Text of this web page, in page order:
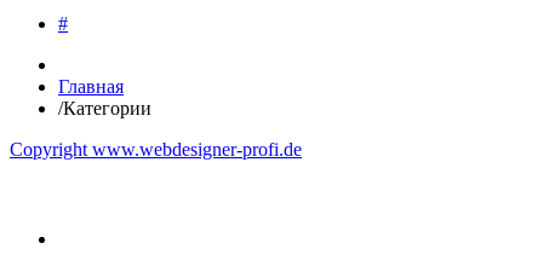
#
Главная
/Категории
Copyright www.webdesigner-profi.de